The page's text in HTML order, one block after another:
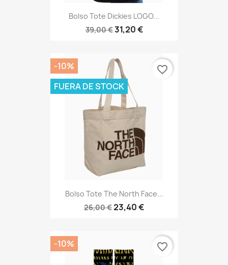
Bolso Tote Dickies LOGO...
39,00 €31,20 €
Bolso Tote The North Face...
26,00 €23,40 €
-10%
FUERA DE STOCK
favorite_border
-10% favorite_border